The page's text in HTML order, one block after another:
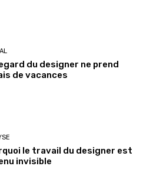
du designer ne prend
de vacances
le travail du designer est
invisible